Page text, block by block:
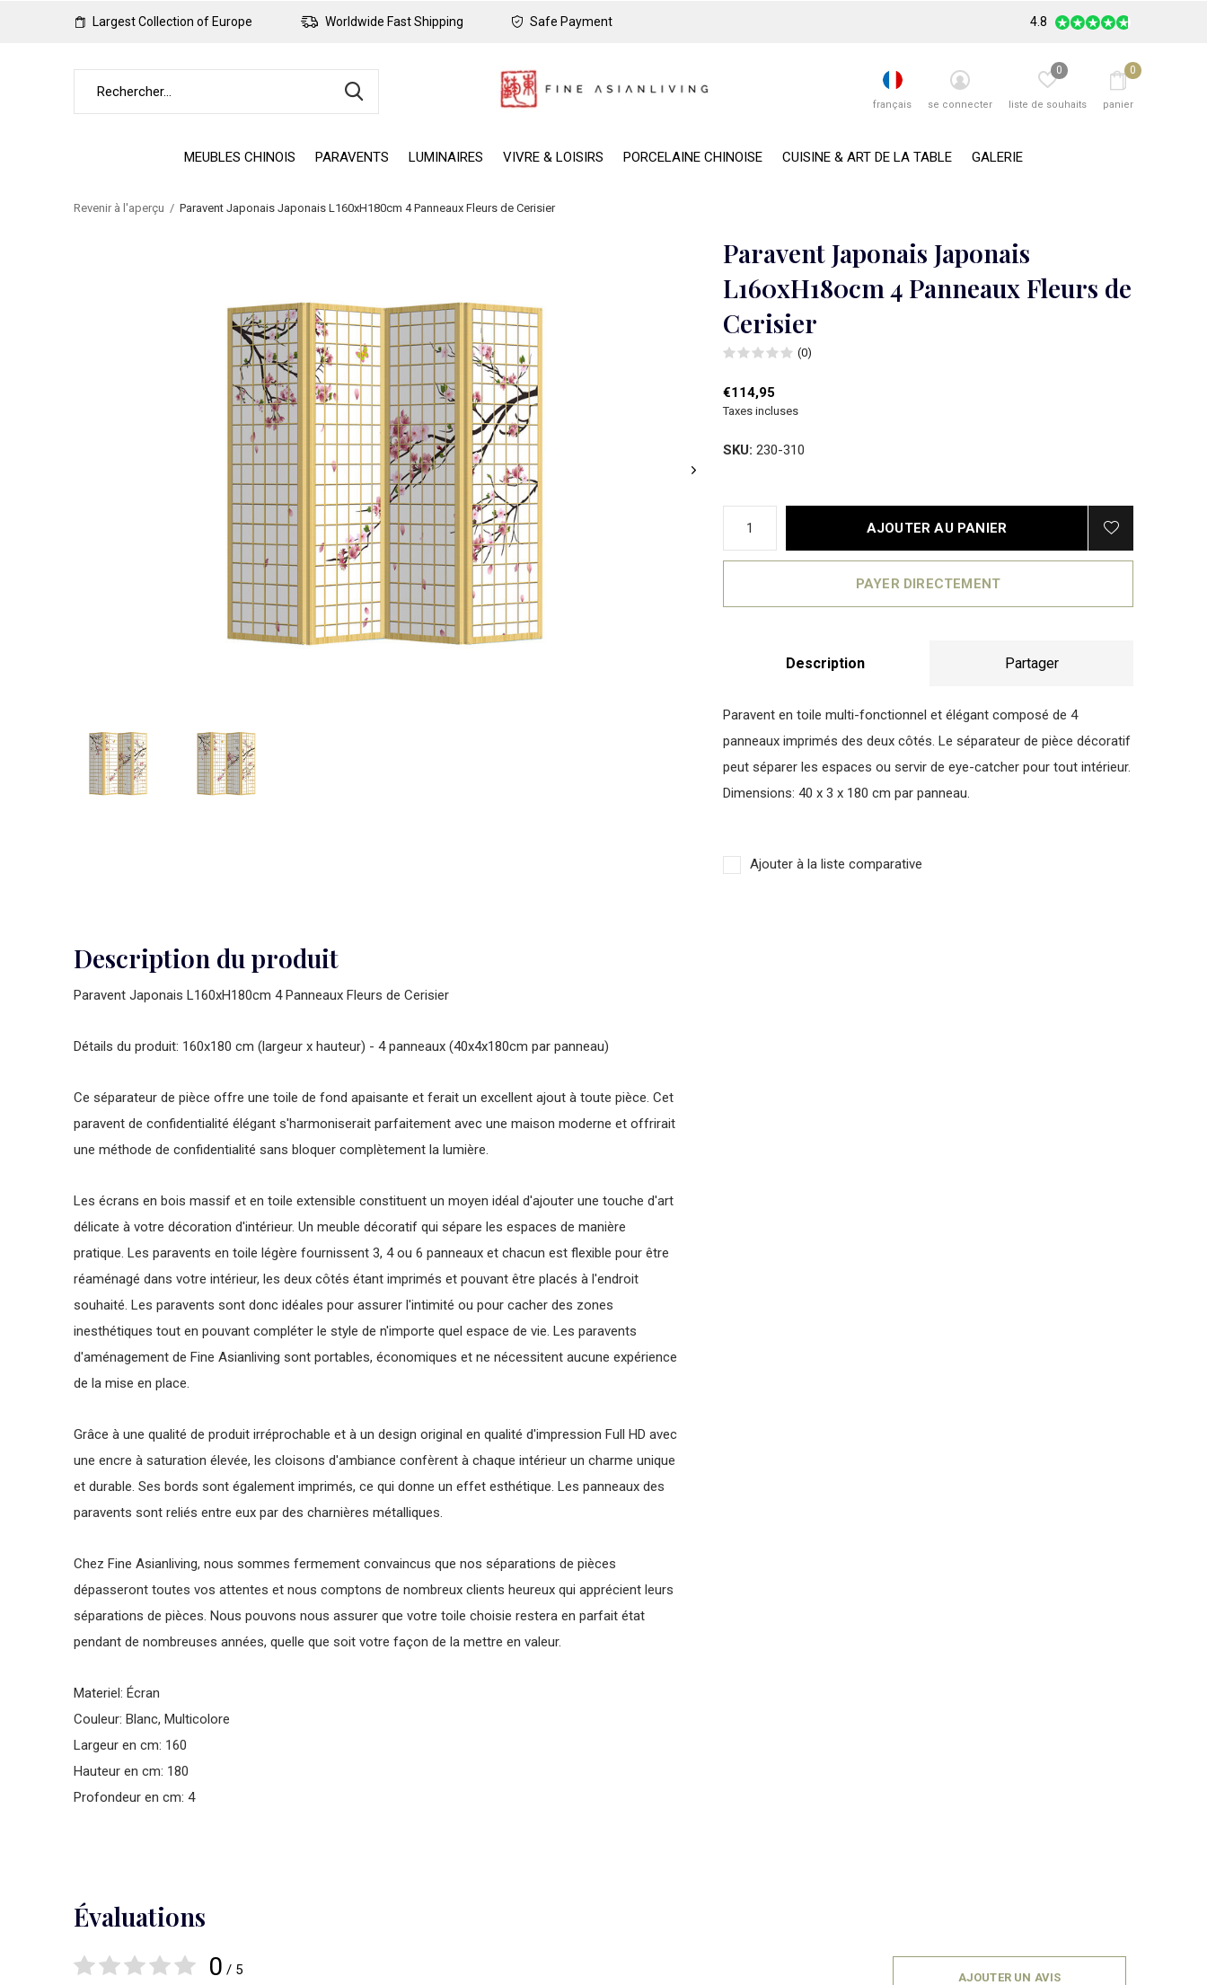
MEUBLES CHINOIS PARAVENTS LUMINAIRES VIVRE & LOISIRS PORCELAINE CHINOISE CUISINE & ART DE LA TABLE GALERIE
français se connecter liste de souhaits
0
panier
0
Largest Collection of Europe Worldwide Fast Shipping Safe Payment 4.8
Revenir à l'aperçu Paravent Japonais Japonais L160xH180cm 4 Panneaux Fleurs de Cerisier
Paravent Japonais Japonais
L160xH180cm 4 Panneaux Fleurs de
Cerisier
(0)
€114,95
Taxes incluses
SKU: 230-310
AJOUTER AU PANIER
PAYER DIRECTEMENT
Description Partager
Paravent en toile multi-fonctionnel et élégant composé de 4
panneaux imprimés des deux côtés. Le séparateur de pièce décoratif
peut séparer les espaces ou servir de eye-catcher pour tout intérieur.
Dimensions: 40 x 3 x 180 cm par panneau.
Ajouter à la liste comparative
Description du produit
Paravent Japonais L160xH180cm 4 Panneaux Fleurs de Cerisier
Détails du produit: 160x180 cm (largeur x hauteur) - 4 panneaux (40x4x180cm par panneau)
Ce séparateur de pièce offre une toile de fond apaisante et ferait un excellent ajout à toute pièce. Cet
paravent de confidentialité élégant s'harmoniserait parfaitement avec une maison moderne et offrirait
une méthode de confidentialité sans bloquer complètement la lumière.
Les écrans en bois massif et en toile extensible constituent un moyen idéal d'ajouter une touche d'art
délicate à votre décoration d'intérieur. Un meuble décoratif qui sépare les espaces de manière
pratique. Les paravents en toile légère fournissent 3, 4 ou 6 panneaux et chacun est flexible pour être
réaménagé dans votre intérieur, les deux côtés étant imprimés et pouvant être placés à l'endroit
souhaité. Les paravents sont donc idéales pour assurer l'intimité ou pour cacher des zones
inesthétiques tout en pouvant compléter le style de n'importe quel espace de vie. Les paravents
d'aménagement de Fine Asianliving sont portables, économiques et ne nécessitent aucune expérience
de la mise en place.
Grâce à une qualité de produit irréprochable et à un design original en qualité d'impression Full HD avec
une encre à saturation élevée, les cloisons d'ambiance confèrent à chaque intérieur un charme unique
et durable. Ses bords sont également imprimés, ce qui donne un effet esthétique. Les panneaux des
paravents sont reliés entre eux par des charnières métalliques.
Chez Fine Asianliving, nous sommes fermement convaincus que nos séparations de pièces
dépasseront toutes vos attentes et nous comptons de nombreux clients heureux qui apprécient leurs
séparations de pièces. Nous pouvons nous assurer que votre toile choisie restera en parfait état
pendant de nombreuses années, quelle que soit votre façon de la mettre en valeur.
Materiel: Écran
Couleur: Blanc, Multicolore
Largeur en cm: 160
Hauteur en cm: 180
Profondeur en cm: 4
Évaluations
0 / 5
AJOUTER UN AVIS